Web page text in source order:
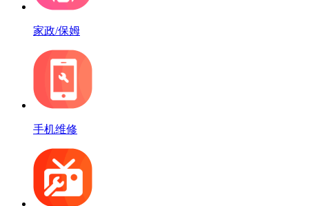
家政/保姆
手机维修